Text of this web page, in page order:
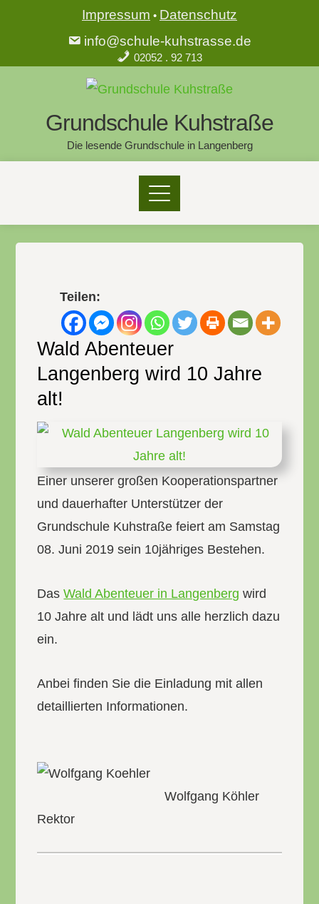
Impressum • Datenschutz
info@schule-kuhstrasse.de
02052 . 92 713
Grundschule Kuhstraße
Die lesende Grundschule in Langenberg
Teilen:
Wald Abenteuer
Langenberg wird 10 Jahre
alt!
Einer unserer großen Kooperationspartner
und dauerhafter Unterstützer der
Grundschule Kuhstraße feiert am Samstag
08. Juni 2019 sein 10jähriges Bestehen.
DasWald Abenteuer in Langenberg wird
10 Jahre alt und lädt uns alle herzlich dazu
ein.
Anbei finden Sie die Einladung mit allen
detaillierten Informationen.
Wolfgang Köhler
Rektor